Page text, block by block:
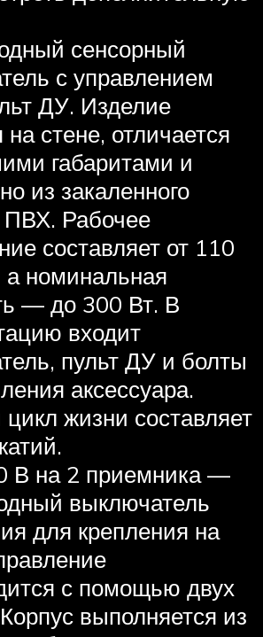
сенсорный
с управлением
ДУ. Изделие
на стене, отличается
габаритами и
из закаленного
ПВХ. Рабочее
составляет от 110
номинальная
— до 300 Вт. В
входит
пульт ДУ и болты
аксессуара.
жизни составляет
В на 2 приемника —
выключатель
для крепления на
с помощью двух
выполняется из